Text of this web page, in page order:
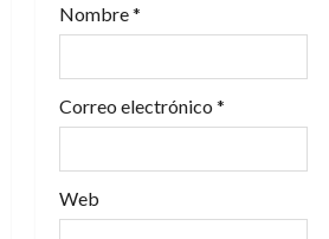
Nombre*
Correo electrónico *
Web